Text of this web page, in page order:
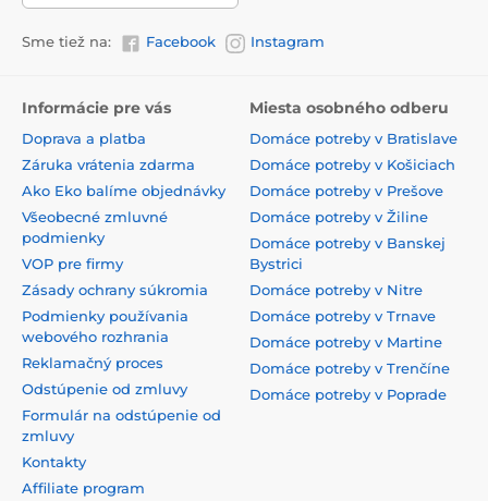
Sme tiež na: Facebook Instagram
Informácie pre vás
Doprava a platba
Záruka vrátenia zdarma
Ako Eko balíme objednávky
Všeobecné zmluvné
podmienky
VOP pre firmy
Zásady ochrany súkromia
Podmienky používania
webového rozhrania
Reklamačný proces
Odstúpenie od zmluvy
Formulár na odstúpenie od
zmluvy
Kontakty
Affiliate program
Miesta osobného odberu
Domáce potreby v Bratislave
Domáce potreby v Košiciach
Domáce potreby v Prešove
Domáce potreby v Žiline
Domáce potreby v Banskej
Bystrici
Domáce potreby v Nitre
Domáce potreby v Trnave
Domáce potreby v Martine
Domáce potreby v Trenčíne
Domáce potreby v Poprade